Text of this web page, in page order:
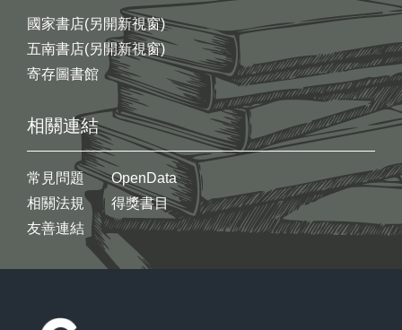
國家書店(另開新視窗)
五南書店(另開新視窗)
寄存圖書館
相關連結
常見問題
相關法規
友善連結
OpenData
得獎書目